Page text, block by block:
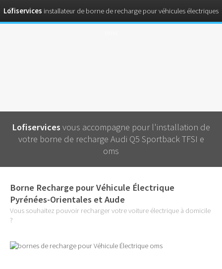
Lofiservices vous accompagne pour l'installation de
votre borne de recharge Audi Q5 Sportback TFSI e
oms
Borne Recharge pour Véhicule Électrique
Pyrénées-Orientales et Aude
Vous souhaitez pouvoir recharger votre voiture électrique à domicile
?
Lofiservices installateur de borne de recharge pour véhicules électriques